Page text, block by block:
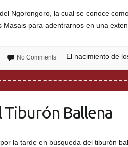
Ngorongoro, la cual se conoce
Masais para adentrarnos en una
No Comments El nacimiento de
Tiburón Ballena
la tarde en búsqueda del tiburón